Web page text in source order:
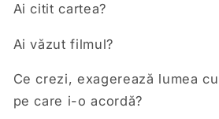
Ai citit cartea?
Ai văzut filmul?
Ce crezi, exagerează lumea
pe care i-o acordă?